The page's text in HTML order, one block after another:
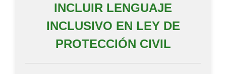
INCLUIR LENGUAJE
INCLUSIVO EN LEY DE
PROTECCIÓN CIVIL